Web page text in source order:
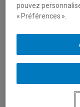
Année
2026-2027
2027-2028
pouvez
« Préférences ».